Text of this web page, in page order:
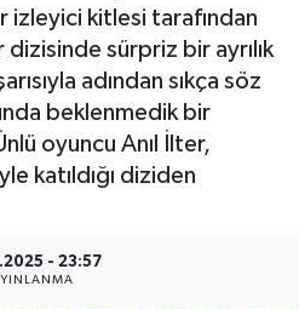
izleyici kitlesi tarafından
sürpriz bir ayrılık
adından sıkça söz
beklenmedik bir
oyuncu Anıl İlter,
katıldığı diziden
- 23:57